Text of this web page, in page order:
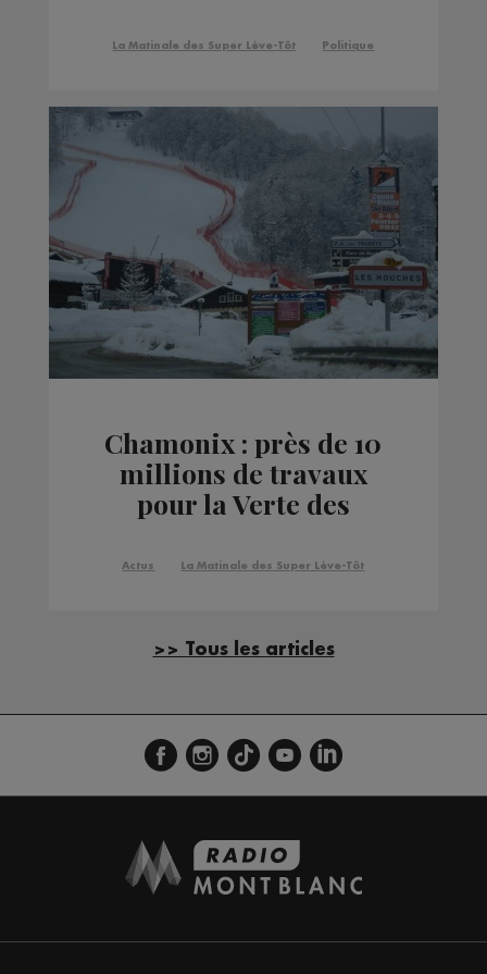
La Matinale des Super Lève-Tôt Politique
Chamonix : près de 10
millions de travaux
pour la Verte des
Kandahar de 2020
Actus La Matinale des Super Lève-Tôt
>> Tous les articles